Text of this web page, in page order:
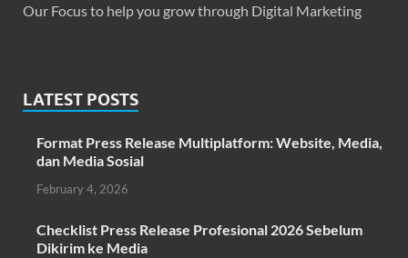
Our Focus to help you grow through Digital Marketing
LATEST POSTS
Format Press Release Multiplatform: Website, Media,
dan Media Sosial
February 4, 2026
Checklist Press Release Profesional 2026 Sebelum
Dikirim ke Media